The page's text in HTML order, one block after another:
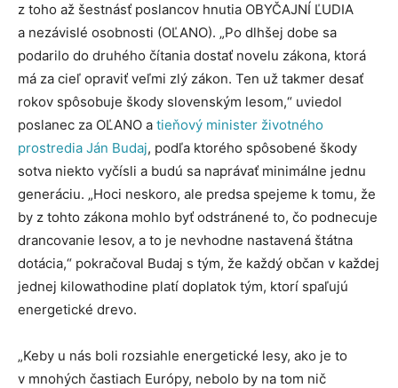
z toho až šestnásť poslancov hnutia OBYČAJNÍ ĽUDIA
a nezávislé osobnosti (OĽANO). „Po dlhšej dobe sa
podarilo do druhého čítania dostať novelu zákona, ktorá
má za cieľ opraviť veľmi zlý zákon. Ten už takmer desať
rokov spôsobuje škody slovenským lesom,“ uviedol
poslanec za OĽANO a tieňový minister životného
prostredia Ján Budaj, podľa ktorého spôsobené škody
sotva niekto vyčísli a budú sa naprávať minimálne jednu
generáciu. „Hoci neskoro, ale predsa spejeme k tomu, že
by z tohto zákona mohlo byť odstránené to, čo podnecuje
drancovanie lesov, a to je nevhodne nastavená štátna
dotácia,“ pokračoval Budaj s tým, že každý občan v každej
jednej kilowathodine platí doplatok tým, ktorí spaľujú
energetické drevo.
„Keby u nás boli rozsiahle energetické lesy, ako je to
v mnohých častiach Európy, nebolo by na tom nič